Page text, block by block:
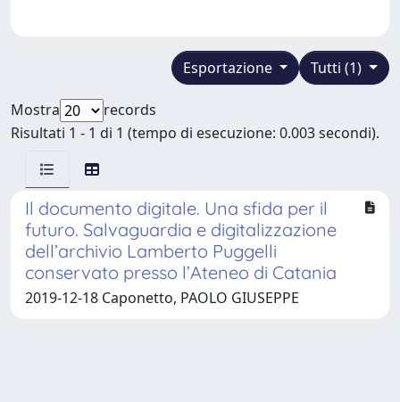
Tutti (1)
Esportazione
Mostra
records
Risultati 1 - 1 di 1 (tempo di esecuzione: 0.003 secondi).
Il documento digitale. Una sfida per il
futuro. Salvaguardia e digitalizzazione
dell’archivio Lamberto Puggelli
conservato presso l’Ateneo di Catania
2019-12-18 Caponetto, PAOLO GIUSEPPE